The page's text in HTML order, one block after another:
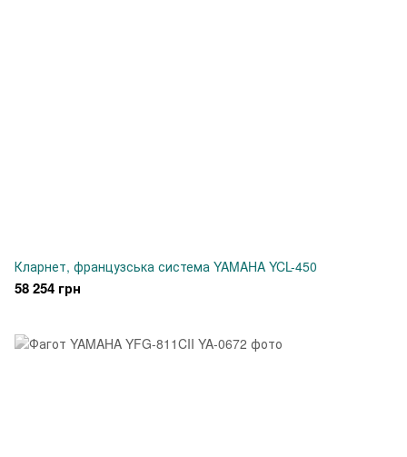
Кларнет, французська система YAMAHA YCL-450
58 254 грн